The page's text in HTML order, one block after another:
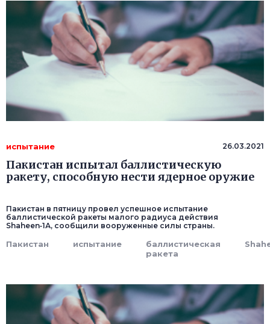
испытание 26.03.2021
Пакистан испытал баллистическую
ракету, способную нести ядерное оружие
Пакистан в пятницу провел успешное испытание
баллистической ракеты малого радиуса действия
Shaheen‑1А, сообщили вооруженные силы страны.
Пакистан испытание
баллистическая
ракета